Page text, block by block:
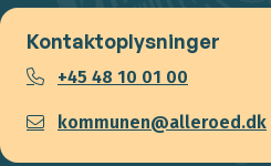
Kontaktoplysninger
+45 48 10 01 00
kommunen@alleroed.dk